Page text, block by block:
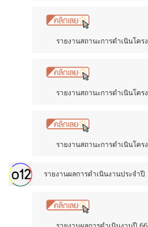
รายงานสถานะการดำเนินโคร
รายงานสถานะการดำเนินโคร
รายงานสถานะการดำเนินโคร
รายงานผลการดำเนินงานประจำปี